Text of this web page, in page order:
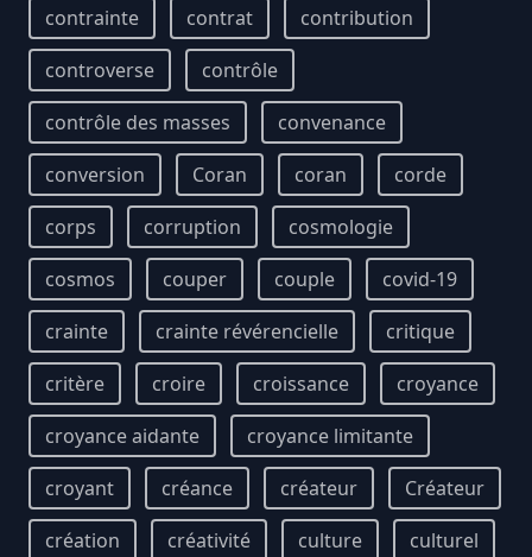
contrainte
contrat
contribution
controverse
contrôle
contrôle des masses
convenance
conversion
Coran coran
corde
corps
corruption
cosmologie
cosmos
couper couple
covid-19
crainte
crainte révérencielle
critique
critère
croire croissance
croyance
croyance aidante
croyance limitante
croyant
créance créateur
Créateur
création
créativité culture
culturel